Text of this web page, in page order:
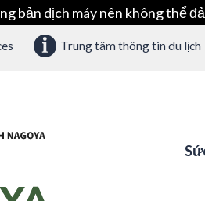
bản dịch máy nên không thể
Trung tâm thông tin du lịch